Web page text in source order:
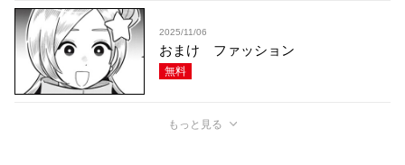
2025/11/06
おまけ ファッション
無料
もっと見る